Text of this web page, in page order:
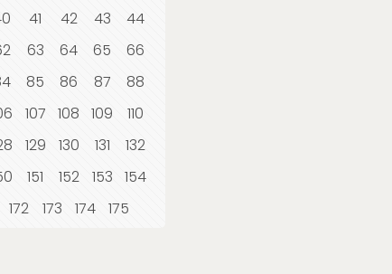
41 42 43
44
63 64 65
66
85 86 87
88
107 108 109
110
129 130 131
132
151 152 153
154
172 173 174
175